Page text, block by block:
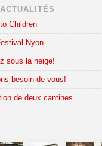
Children
Nyon
sous la neige!
besoin de vous!
de deux cantines